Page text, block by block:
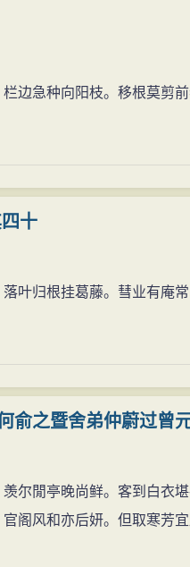
边急种向阳枝。移根莫剪
十
叶归根挂葛藤。彗业有庵
俞之暨舍弟仲蔚过曾
尔閒亭晚尚鲜。客到白衣
阁风和亦后妍。但取寒芳